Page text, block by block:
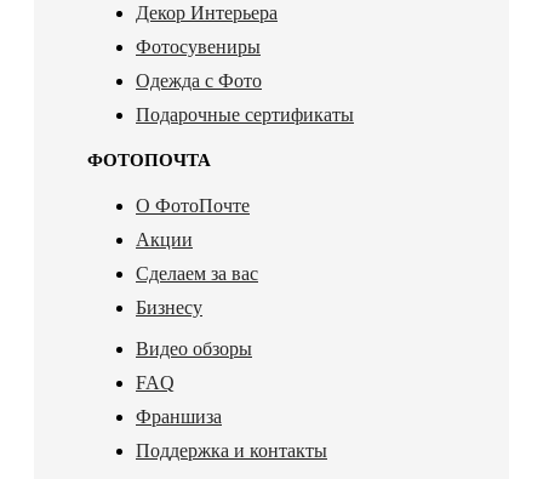
Декор Интерьера
Фотосувениры
Одежда с Фото
Подарочные сертификаты
ФОТОПОЧТА
О ФотоПочте
Акции
Сделаем за вас
Бизнесу
Видео обзоры
FAQ
Франшиза
Поддержка и контакты